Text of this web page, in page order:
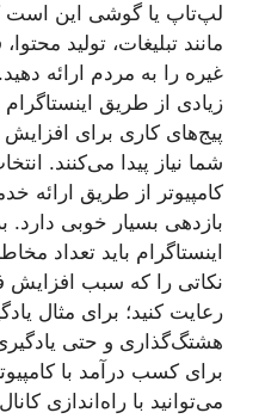
لپ‌تاپ یا گوشی این است
مانند تبلیغات، تولید
غیره را به مردم ارائه
زیادی از طریق اینستاگرام
پیج‌های کاری برای
شما نیاز پیدا می‌کنند.
کامپیوتر از طریق ارائه
بازدهی بسیار خوبی دارد.
اینستاگرام باید تعداد
نکاتی را که سبب افزایش
رعایت کنید؛ برای مثال
هشتگ‌گذاری و حتی یادگیری
برای کسب درآمد با